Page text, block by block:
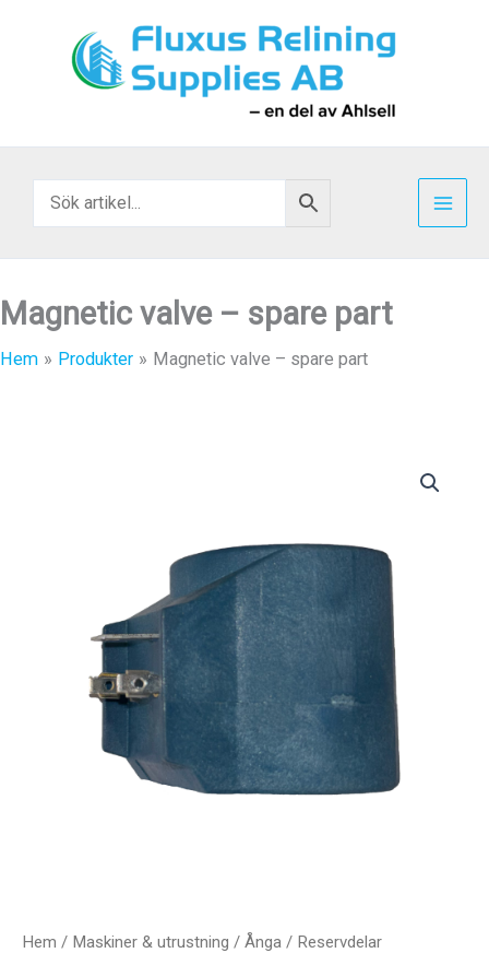
Magnetic valve – spare part
Hem Produkter Magnetic valve – spare part
Hem / Maskiner & utrustning / Ånga / Reservdelar